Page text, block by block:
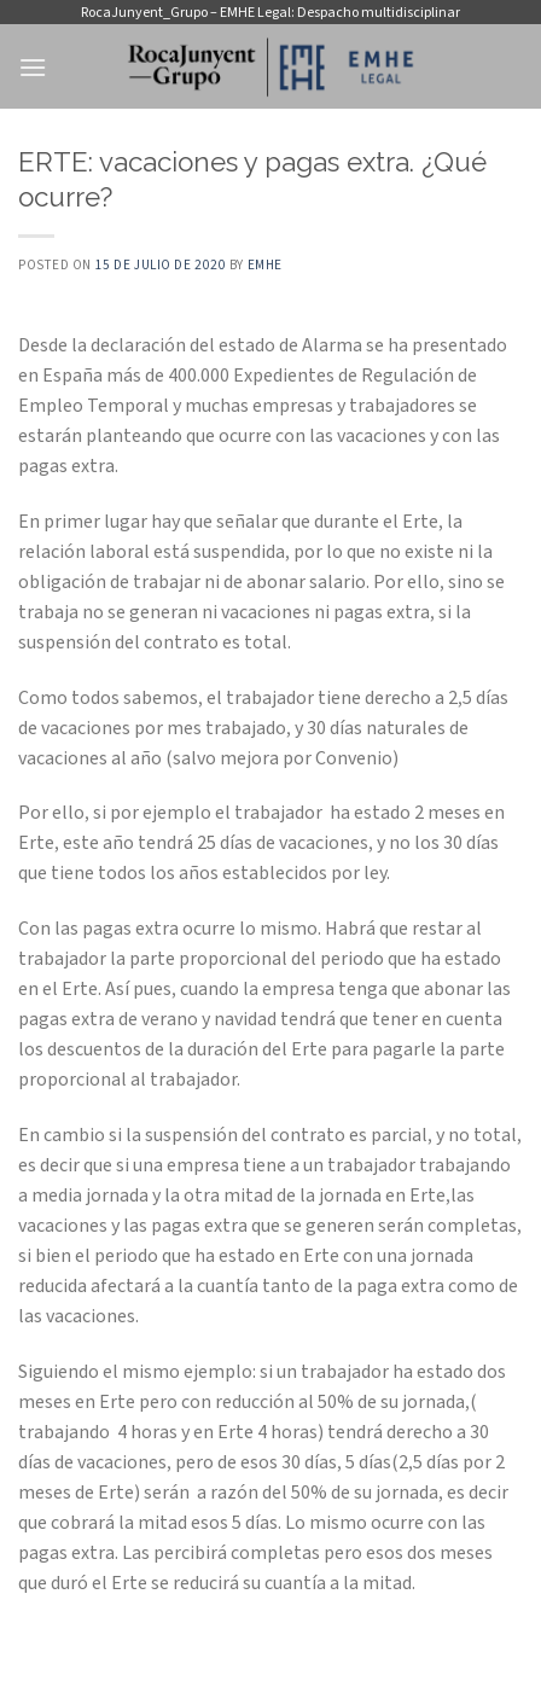
contenido
RocaJunyent_Grupo – EMHE Legal: Despacho multidisciplinar
ERTE: vacaciones y pagas extra. ¿Qué
ocurre?
POSTED ON 15 DE JULIO DE 2020 BY EMHE
Desde la declaración del estado de Alarma se ha presentado
en España más de 400.000 Expedientes de Regulación de
Empleo Temporal y muchas empresas y trabajadores se
estarán planteando que ocurre con las vacaciones y con las
pagas extra.
En primer lugar hay que señalar que durante el Erte, la
relación laboral está suspendida, por lo que no existe ni la
obligación de trabajar ni de abonar salario. Por ello, sino se
trabaja no se generan ni vacaciones ni pagas extra, si la
suspensión del contrato es total.
Como todos sabemos, el trabajador tiene derecho a 2,5 días
de vacaciones por mes trabajado, y 30 días naturales de
vacaciones al año (salvo mejora por Convenio)
Por ello, si por ejemplo el trabajador ha estado 2 meses en
Erte, este año tendrá 25 días de vacaciones, y no los 30 días
que tiene todos los años establecidos por ley.
Con las pagas extra ocurre lo mismo. Habrá que restar al
trabajador la parte proporcional del periodo que ha estado
en el Erte. Así pues, cuando la empresa tenga que abonar las
pagas extra de verano y navidad tendrá que tener en cuenta
los descuentos de la duración del Erte para pagarle la parte
proporcional al trabajador.
En cambio si la suspensión del contrato es parcial, y no total,
es decir que si una empresa tiene a un trabajador trabajando
a media jornada y la otra mitad de la jornada en Erte,las
vacaciones y las pagas extra que se generen serán completas,
si bien el periodo que ha estado en Erte con una jornada
reducida afectará a la cuantía tanto de la paga extra como de
las vacaciones.
Siguiendo el mismo ejemplo: si un trabajador ha estado dos
meses en Erte pero con reducción al 50% de su jornada,(
trabajando 4 horas y en Erte 4 horas) tendrá derecho a 30
días de vacaciones, pero de esos 30 días, 5 días(2,5 días por 2
meses de Erte) serán a razón del 50% de su jornada, es decir
que cobrará la mitad esos 5 días. Lo mismo ocurre con las
pagas extra. Las percibirá completas pero esos dos meses
que duró el Erte se reducirá su cuantía a la mitad.